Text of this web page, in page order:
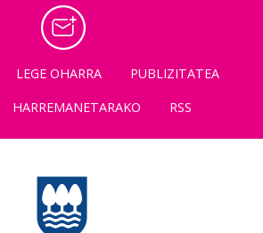
LEGE OHARRA
PUBLIZITATEA
HARREMANETARAKO RSS